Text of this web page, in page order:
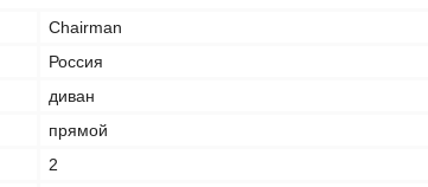
Chairman
Россия
диван
прямой
2